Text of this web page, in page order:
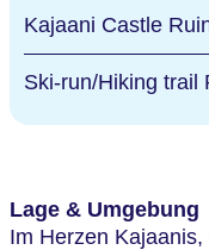
Kajaani Castle
Ski-run/Hiking trail
Lage & Umgebung
Im Herzen